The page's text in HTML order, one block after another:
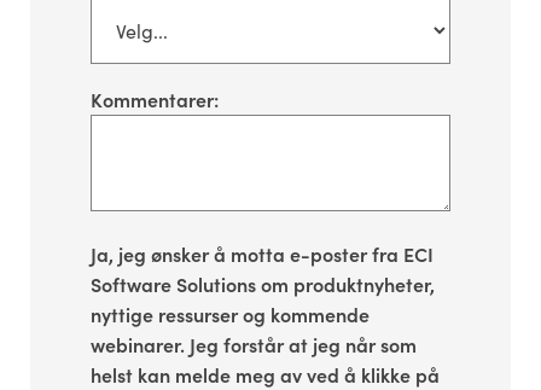
Kommentarer:
Ja, jeg ønsker å motta e-poster fra ECI
Software Solutions om produktnyheter,
nyttige ressurser og kommende
webinarer. Jeg forstår at jeg når som
helst kan melde meg av ved å klikke på